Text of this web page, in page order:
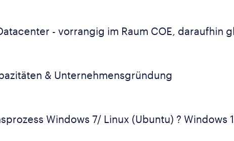
- vorrangig im Raum COE, daraufhin
& Unternehmensgründung
Windows 7/ Linux (Ubuntu) ? Windows